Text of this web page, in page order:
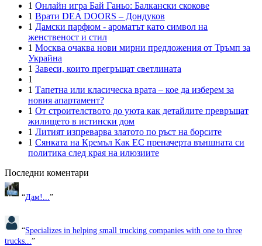
1 Онлайн игра Бай Ганьо: Балкански скокове
1 Врати DEA DOORS – Дондуков
1 Дамски парфюм - ароматът като символ на
женственост и стил
1 Москва очаква нови мирни предложения от Тръмп за
Украйна
1 Завеси, които прегръщат светлината
1
1 Тапетна или класическа врата – кое да изберем за
новия апартамент?
1 От строителството до уюта как детайлите превръщат
жилището в истински дом
1 Литият изпреварва златото по ръст на борсите
1 Сянката на Кремъл Как ЕС преначерта външната си
политика след края на илюзиите
Последни коментари
“Дам!... ”
“Specializes in helping small trucking companies with one to three
trucks... ”